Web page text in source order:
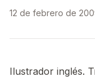
12 de febrero de
Ilustrador inglés.